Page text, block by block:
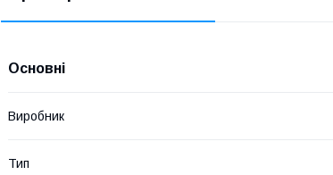
Основні
Виробник
Тип